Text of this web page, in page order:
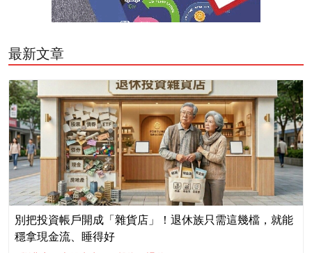
最新文章
別把投資帳戶開成「雜貨店」！退休族只需這幾檔，就能
穩拿現金流、睡得好